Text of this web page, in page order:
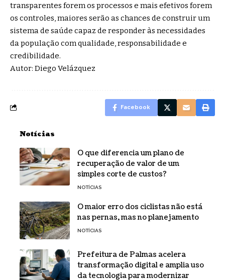
transparentes forem os processos e mais efetivos forem
os controles, maiores serão as chances de construir um
sistema de saúde capaz de responder às necessidades
da população com qualidade, responsabilidade e
credibilidade.
Autor: Diego Velázquez
Facebook
Notícias
O que diferencia um plano de
recuperação de valor de um
simples corte de custos?
NOTÍCIAS
O maior erro dos ciclistas não está
nas pernas, mas no planejamento
NOTÍCIAS
Prefeitura de Palmas acelera
transformação digital e amplia uso
da tecnologia para modernizar